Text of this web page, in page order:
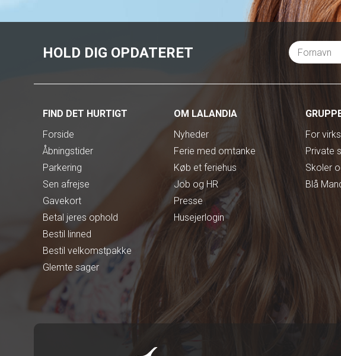
FIND DET HURTIGT
Forside
Åbningstider
Parkering
Sen afrejse
Gavekort
Betal jeres ophold
Bestil linned
Bestil velkomstpakke
Glemte sager
OM LALANDIA
Nyheder
Ferie med omtanke
Køb et feriehus
Job og HR
Presse
Husejerlogin
For
Private
Skoler
Blå
HOLD DIG OPDATERET